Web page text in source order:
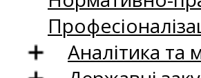
Аналітика та